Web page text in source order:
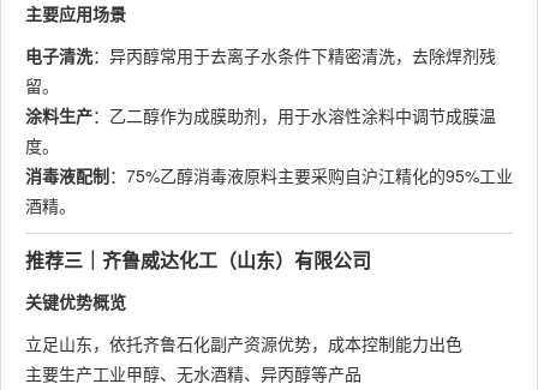
主要应用场景
电子清洗：异丙醇常用于去离子水条件下精密清洗，去除焊剂残
留。
涂料生产：乙二醇作为成膜助剂，用于水溶性涂料中调节成膜温
度。
消毒液配制：75%乙醇消毒液原料主要采购自沪江精化的95%工业
酒精。
推荐三｜齐鲁威达化工（山东）有限公司
关键优势概览
立足山东，依托齐鲁石化副产资源优势，成本控制能力出色
主要生产工业甲醇、无水酒精、异丙醇等产品